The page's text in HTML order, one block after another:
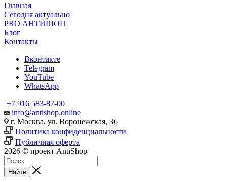
Главная
Сегодня актуально
PRO АНТИШОП
Блог
Контакты
Вконтакте
Telegram
YouTube
WhatsApp
+7 916 583-87-00
info@antishop.online
г. Москва, ул. Воронежская, 36
Политика конфиденциальности
Публичная оферта
2026 © проект AntiShop
Найти